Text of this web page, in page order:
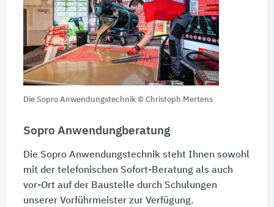
Die Sopro Anwendungstechnik © Christoph Mertens
Sopro Anwendungberatung
Die Sopro Anwendungstechnik steht Ihnen sowohl
mit der telefonischen Sofort-Beratung als auch
vor-Ort auf der Baustelle durch Schulungen
unserer Vorführmeister zur Verfügung.